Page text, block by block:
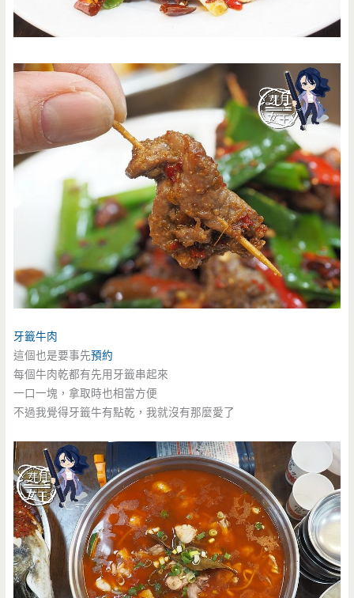
牙籤牛肉
這個也是要事先預約
每個牛肉乾都有先用牙籤串起來
一口一塊，拿取時也相當方便
不過我覺得牙籤牛有點乾，我就沒有那麼愛了